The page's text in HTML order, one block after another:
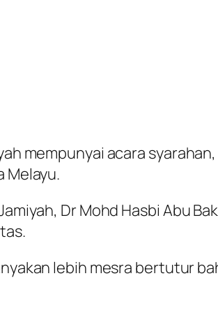
mempunyai acara
Melayu.
Dr Mohd Hasbi Abu
lebih mesra bertutur